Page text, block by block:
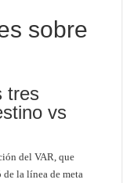
sobre
tres
vs
del VAR, que
de la línea de meta